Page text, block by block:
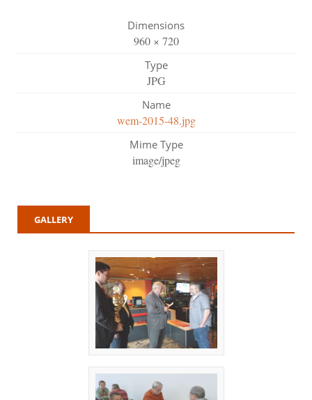
Dimensions
960 × 720
Type
JPG
Name
wem-2015-48.jpg
Mime Type
image/jpeg
GALLERY